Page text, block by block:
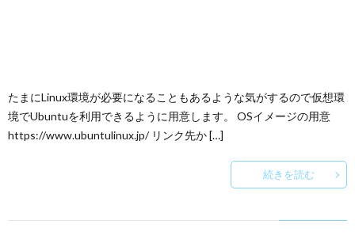
たまにLinux環境が必要になることもあるような気がするので仮想環
境でUbuntuを利用できるように用意します。 OSイメージの用意
https://www.ubuntulinux.jp/ リンク先か […]
続きを読む